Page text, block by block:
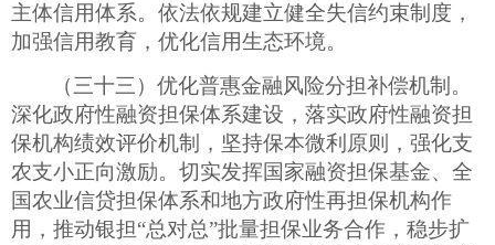
主体信用体系。依法依规建立健全失信约束制度，
加强信用教育，优化信用生态环境。
（三十三）优化普惠金融风险分担补偿机制。
深化政府性融资担保体系建设，落实政府性融资担
保机构绩效评价机制，坚持保本微利原则，强化支
农支小正向激励。切实发挥国家融资担保基金、全
国农业信贷担保体系和地方政府性再担保机构作
用，推动银担“总对总”批量担保业务合作，稳步扩